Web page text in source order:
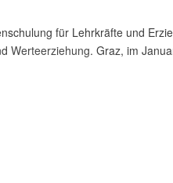
für Lehr­kräfte und
Werte­erziehung. Graz, im